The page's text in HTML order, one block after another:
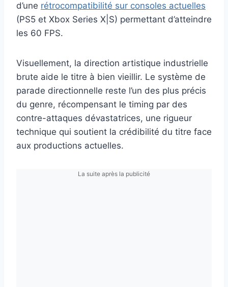
d’une rétrocompatibilité sur consoles actuelles
(PS5 et Xbox Series X|S) permettant d’atteindre
les 60 FPS.
Visuellement, la direction artistique industrielle
brute aide le titre à bien vieillir. Le système de
parade directionnelle reste l’un des plus précis
du genre, récompensant le timing par des
contre-attaques dévastatrices, une rigueur
technique qui soutient la crédibilité du titre face
aux productions actuelles.
La suite après la publicité